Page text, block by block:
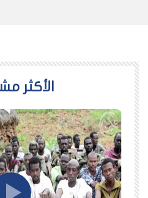
اﻷكثر